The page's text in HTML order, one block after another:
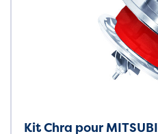
Kit Chra pour